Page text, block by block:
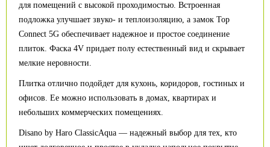
для помещений с высокой проходимостью. Встроенная
подложка улучшает звуко- и теплоизоляцию, а замок Top
Connect 5G обеспечивает надежное и простое соединение
плиток. Фаска 4V придает полу естественный вид и скрывает
мелкие неровности.
Плитка отлично подойдет для кухонь, коридоров, гостиных и
офисов. Ее можно использовать в домах, квартирах и
небольших коммерческих помещениях.
Disano by Haro ClassicAqua — надежный выбор для тех, кто